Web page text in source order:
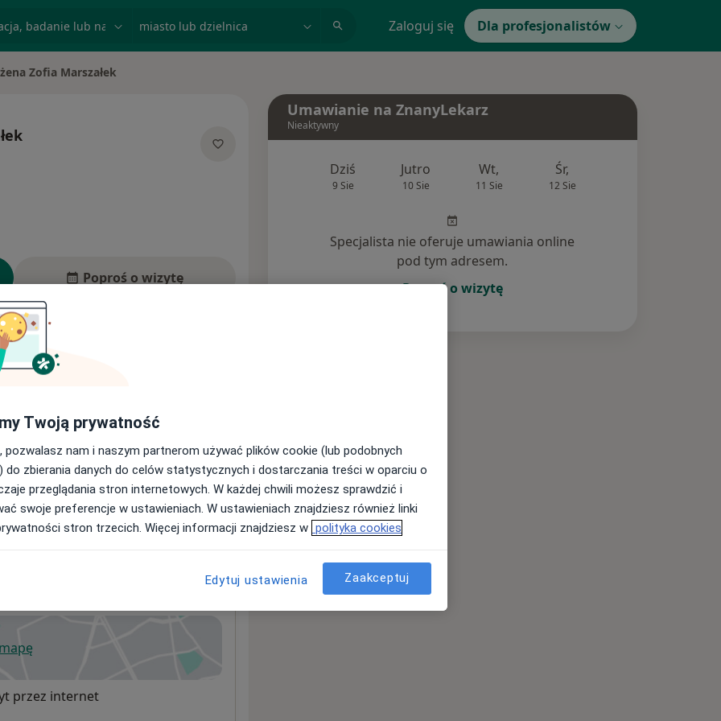
Zaloguj się Dla profesjonalistów
Zofia Marszałek
Poproś o wizytę
Ubezpieczenia
i cenach
o usługach i cenach.
się w nowej karcie
przez internet
Umawianie na ZnanyLekarz
Nieaktywny
Dziś
9 Sie
Jutro
10 Sie
Wt,
11 Sie
Śr,
12 Sie
Specjalista nie oferuje umawiania online
pod tym adresem.
Poproś o wizytę
Twoją prywatność
pozwalasz nam i naszym partnerom używać plików cookie (lub podobnych
do zbierania danych do celów statystycznych i dostarczania treści w oparciu o
przeglądania stron internetowych. W każdej chwili możesz sprawdzić i
swoje preferencje w ustawieniach. W ustawieniach znajdziesz również linki
stron trzecich. Więcej informacji znajdziesz w polityka cookies
Edytuj ustawienia Zaakceptuj